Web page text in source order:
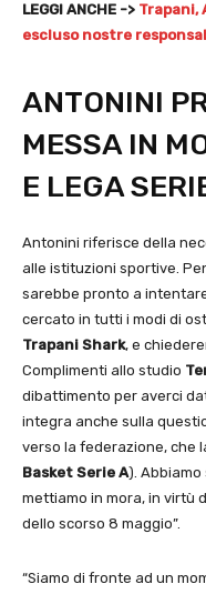
LEGGI ANCHE -> Trapani,
escluso nostre
ANTONINI
MESSA IN
E LEGA
Antonini riferisce della
alle istituzioni sportive.
sarebbe pronto a
cercato in tutti i modi di
Trapani Shark, e
Complimenti allo studio
dibattimento per averci
integra anche sulla
verso la federazione, che
Basket Serie A).
mettiamo in mora, in virtù
dello scorso 8 maggio”.
“Siamo di fronte ad un